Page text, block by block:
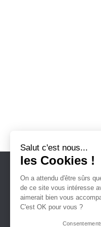
Nos
Accueil
Solutions
Salut c'est nous...
les Cookies !
On a attendu d'être sûrs
de ce site vous intéresse
aimerait bien vous
C'est OK pour vous ?